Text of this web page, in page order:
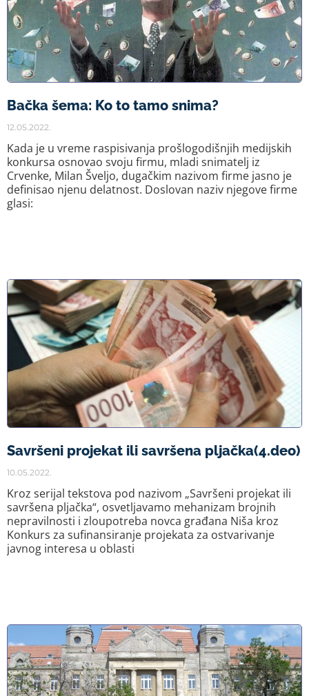
Bačka šema: Ko to tamo snima?
12.05.2022.
Kada je u vreme raspisivanja prošlogodišnjih medijskih
konkursa osnovao svoju firmu, mladi snimatelj iz
Crvenke, Milan Šveljo, dugačkim nazivom firme jasno je
definisao njenu delatnost. Doslovan naziv njegove firme
glasi:
Savršeni projekat ili savršena pljačka(4.deo)
10.05.2022.
Kroz serijal tekstova pod nazivom „Savršeni projekat ili
savršena pljačka“, osvetljavamo mehanizam brojnih
nepravilnosti i zloupotreba novca građana Niša kroz
Konkurs za sufinansiranje projekata za ostvarivanje
javnog interesa u oblasti